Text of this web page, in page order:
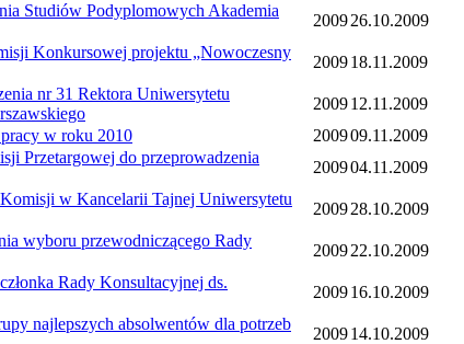
Studiów Podyplomowych Akademia
200926.10.2009
Konkursowej projektu „Nowoczesny
200918.11.2009
nr 31 Rektora Uniwersytetu
200912.11.2009
w roku 2010 200909.11.2009
Przetargowej do przeprowadzenia
200904.11.2009
w Kancelarii Tajnej Uniwersytetu
200928.10.2009
wyboru przewodniczącego Rady
200922.10.2009
Rady Konsultacyjnej ds.
200916.10.2009
najlepszych absolwentów dla potrzeb
200914.10.2009